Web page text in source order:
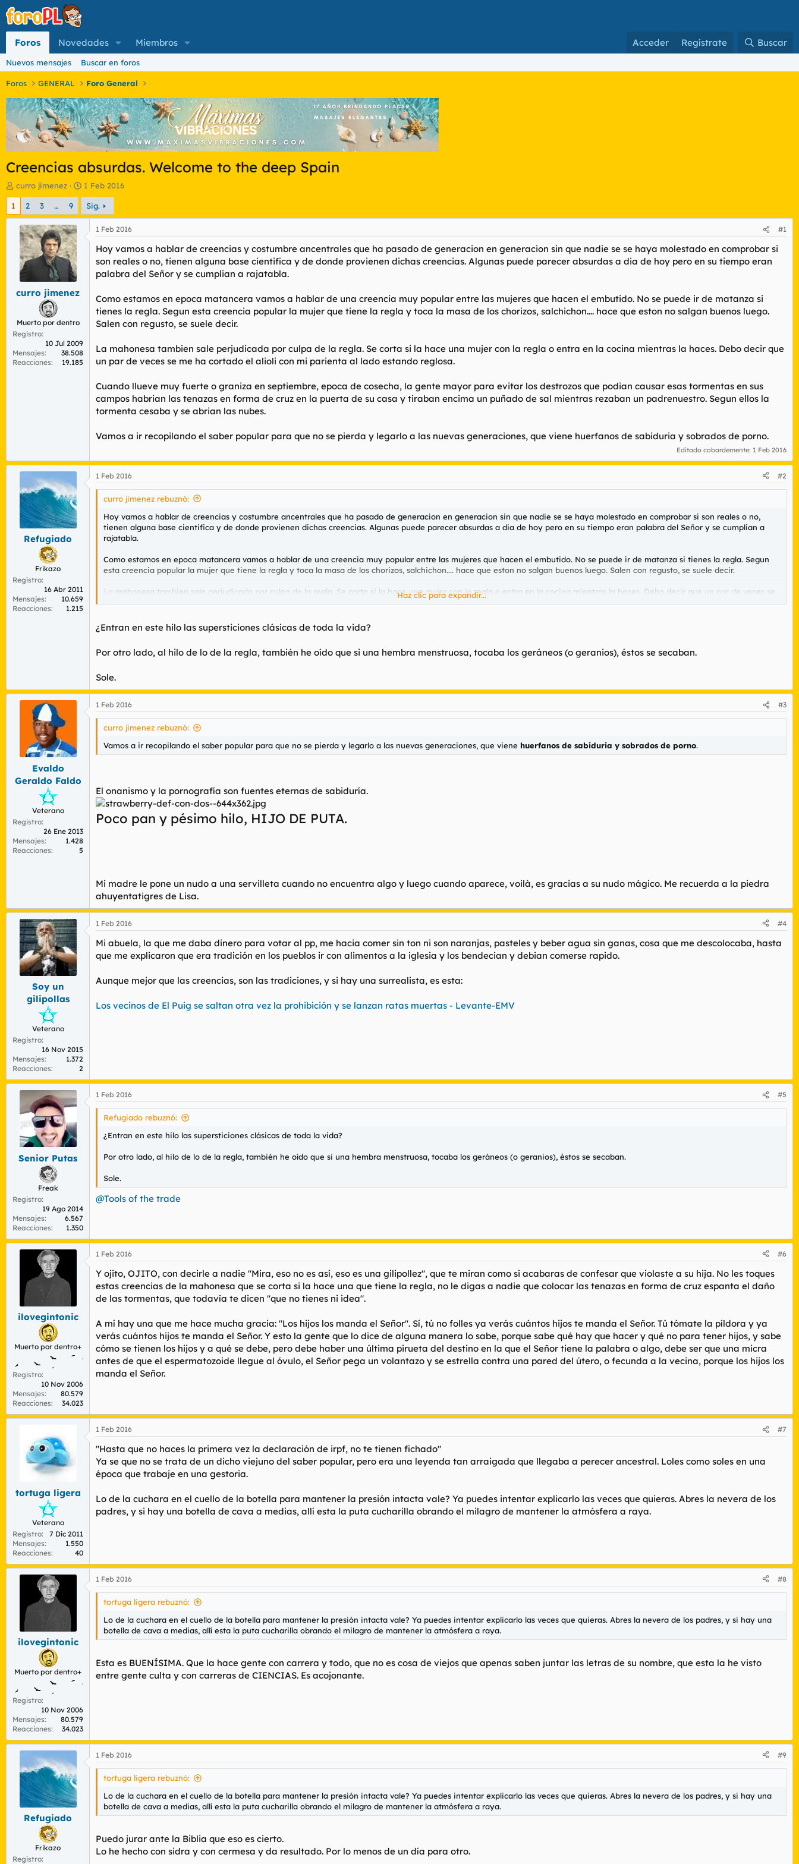
Foros Novedades Miembros Acceder Regístrate Buscar
Nuevos mensajes Buscar en foros
Foros GENERAL Foro General
Creencias absurdas. Welcome to the deep Spain
I
n
c
a
d
o
d
e
e
m
curro jimenez
F
e
c
h
d
1 Feb 2016
1 2 3 … 9 Sig.
curro jimenez
Muerto por dentro
Registro
10 Jul 2009
Mensajes
38.508
Reacciones
19.185
1 Feb 2016 #1
Hoy vamos a hablar de creencias y costumbre ancentrales que ha pasado de generacion en generacion sin que nadie se se haya molestado en comprobar si
son reales o no, tienen alguna base cientifica y de donde provienen dichas creencias. Algunas puede parecer absurdas a dia de hoy pero en su tiempo eran
palabra del Señor y se cumplian a rajatabla.
Como estamos en epoca matancera vamos a hablar de una creencia muy popular entre las mujeres que hacen el embutido. No se puede ir de matanza si
tienes la regla. Segun esta creencia popular la mujer que tiene la regla y toca la masa de los chorizos, salchichon.... hace que eston no salgan buenos luego.
Salen con regusto, se suele decir.
La mahonesa tambien sale perjudicada por culpa de la regla. Se corta si la hace una mujer con la regla o entra en la cocina mientras la haces. Debo decir que
un par de veces se me ha cortado el alioli con mi parienta al lado estando reglosa.
Cuando llueve muy fuerte o graniza en septiembre, epoca de cosecha, la gente mayor para evitar los destrozos que podian causar esas tormentas en sus
campos habrian las tenazas en forma de cruz en la puerta de su casa y tiraban encima un puñado de sal mientras rezaban un padrenuestro. Segun ellos la
tormenta cesaba y se abrian las nubes.
Vamos a ir recopilando el saber popular para que no se pierda y legarlo a las nuevas generaciones, que viene huerfanos de sabiduria y sobrados de porno.
Editado cobardemente: 1 Feb 2016
Refugiado
Frikazo
Registro
16 Abr 2011
Mensajes
10.659
Reacciones
1.215
1 Feb 2016 #2
curro jimenez rebuznó:
Hoy vamos a hablar de creencias y costumbre ancentrales que ha pasado de generacion en generacion sin que nadie se se haya molestado en comprobar si son reales o no,
tienen alguna base cientifica y de donde provienen dichas creencias. Algunas puede parecer absurdas a dia de hoy pero en su tiempo eran palabra del Señor y se cumplian a
rajatabla.
Como estamos en epoca matancera vamos a hablar de una creencia muy popular entre las mujeres que hacen el embutido. No se puede ir de matanza si tienes la regla. Segun
esta creencia popular la mujer que tiene la regla y toca la masa de los chorizos, salchichon.... hace que eston no salgan buenos luego. Salen con regusto, se suele decir.
La mahonesa tambien sale perjudicada por culpa de la regla. Se corta si la hace una mujer con la regla o entra en la cocina mientras la haces. Debo decir que un par de veces se
me ha cortado el alioli con mi parienta al lado estando reglosa.
Cuando llueve muy fuerte o graniza en septiembre, epoca de cosecha, la gente mayor para evitar los destrozos que podian causar esas tormentas en sus campos habrian las
tenazas en forma de cruz en la puerta de su casa y tiraban encima un puñado de sal mientras rezaban un padrenuestro. Segun ellos la tormenta cesaba y se abrian las nubes.
Vamos a ir recopilando el saber popular para que no se pierda y legarlo a las nuevas generaciones, que viene huerfanos de sabiduria y sobrados de porno.
Haz clic para expandir...
¿Entran en este hilo las supersticiones clásicas de toda la vida?
Por otro lado, al hilo de lo de la regla, también he oído que si una hembra menstruosa, tocaba los geráneos (o geranios), éstos se secaban.
Sole.
Evaldo
Geraldo Faldo
Veterano
Registro
26 Ene 2013
Mensajes
1.428
Reacciones
5
1 Feb 2016 #3
curro jimenez rebuznó:
Vamos a ir recopilando el saber popular para que no se pierda y legarlo a las nuevas generaciones, que viene huerfanos de sabiduria y sobrados de porno.
El onanismo y la pornografía son fuentes eternas de sabiduría.
Poco pan y pésimo hilo, HIJO DE PUTA.
Mi madre le pone un nudo a una servilleta cuando no encuentra algo y luego cuando aparece, voilà, es gracias a su nudo mágico. Me recuerda a la piedra
ahuyentatigres de Lisa.
Soy un
gilipollas
Veterano
Registro
16 Nov 2015
Mensajes
1.372
Reacciones
2
1 Feb 2016 #4
Mi abuela, la que me daba dinero para votar al pp, me hacia comer sin ton ni son naranjas, pasteles y beber agua sin ganas, cosa que me descolocaba, hasta
que me explicaron que era tradición en los pueblos ir con alimentos a la iglesia y los bendecian y debian comerse rapido.
Aunque mejor que las creencias, son las tradiciones, y si hay una surrealista, es esta:
Los vecinos de El Puig se saltan otra vez la prohibición y se lanzan ratas muertas - Levante-EMV
Senior Putas
Freak
Registro
19 Ago 2014
Mensajes
6.567
Reacciones
1.350
1 Feb 2016 #5
Refugiado rebuznó:
¿Entran en este hilo las supersticiones clásicas de toda la vida?
Por otro lado, al hilo de lo de la regla, también he oído que si una hembra menstruosa, tocaba los geráneos (o geranios), éstos se secaban.
Sole.
@Tools of the trade
ilovegintonic
Muerto por dentro+
Registro
10 Nov 2006
Mensajes
80.579
Reacciones
34.023
1 Feb 2016 #6
Y ojito, OJITO, con decirle a nadie "Mira, eso no es así, eso es una gilipollez", que te miran como si acabaras de confesar que violaste a su hija. No les toques
estas creencias de la mahonesa que se corta si la hace una que tiene la regla, no le digas a nadie que colocar las tenazas en forma de cruz espanta el daño
de las tormentas, que todavía te dicen "que no tienes ni idea".
A mí hay una que me hace mucha gracia: "Los hijos los manda el Señor". Sí, tú no folles ya verás cuántos hijos te manda el Señor. Tú tómate la píldora y ya
verás cuántos hijos te manda el Señor. Y esto la gente que lo dice de alguna manera lo sabe, porque sabe qué hay que hacer y qué no para tener hijos, y sabe
cómo se tienen los hijos y a qué se debe, pero debe haber una última pirueta del destino en la que el Señor tiene la palabra o algo, debe ser que una micra
antes de que el espermatozoide llegue al óvulo, el Señor pega un volantazo y se estrella contra una pared del útero, o fecunda a la vecina, porque los hijos los
manda el Señor.
tortuga ligera
Veterano
Registro
7 Dic 2011
Mensajes
1.550
Reacciones
40
1 Feb 2016 #7
"Hasta que no haces la primera vez la declaración de irpf, no te tienen fichado"
Ya se que no se trata de un dicho viejuno del saber popular, pero era una leyenda tan arraigada que llegaba a perecer ancestral. Loles como soles en una
época que trabaje en una gestoria.
Lo de la cuchara en el cuello de la botella para mantener la presión intacta vale? Ya puedes intentar explicarlo las veces que quieras. Abres la nevera de los
padres, y si hay una botella de cava a medias, allí esta la puta cucharilla obrando el milagro de mantener la atmósfera a raya.
ilovegintonic
Muerto por dentro+
Registro
10 Nov 2006
Mensajes
80.579
Reacciones
34.023
1 Feb 2016 #8
tortuga ligera rebuznó:
Lo de la cuchara en el cuello de la botella para mantener la presión intacta vale? Ya puedes intentar explicarlo las veces que quieras. Abres la nevera de los padres, y si hay una
botella de cava a medias, allí esta la puta cucharilla obrando el milagro de mantener la atmósfera a raya.
Esta es BUENÍSIMA. Que la hace gente con carrera y todo, que no es cosa de viejos que apenas saben juntar las letras de su nombre, que esta la he visto
entre gente culta y con carreras de CIENCIAS. Es acojonante.
Refugiado
Frikazo
Registro
1 Feb 2016 #9
tortuga ligera rebuznó:
Lo de la cuchara en el cuello de la botella para mantener la presión intacta vale? Ya puedes intentar explicarlo las veces que quieras. Abres la nevera de los padres, y si hay una
botella de cava a medias, allí esta la puta cucharilla obrando el milagro de mantener la atmósfera a raya.
Puedo jurar ante la Biblia que eso es cierto.
Lo he hecho con sidra y con cermesa y da resultado. Por lo menos de un día para otro.